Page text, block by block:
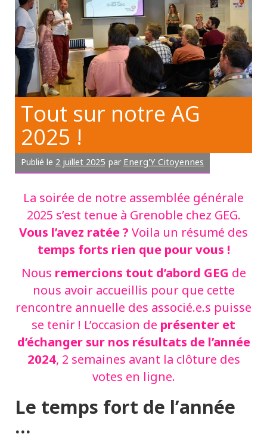
Tout sur notre AG
2025 !
Publié le 2 juillet 2025 par Energ'Y Citoyennes
La soirée de notre assemblée générale
2025 s’est tenue à Grenoble chez GEG.
Vous l’avez ratée ? Voila un résumé des
temps forts rien que pour vous !
Nous remercions tout d’abord GEG de
nous avoir accueillis pour que cette
rencontre annuelle des associé.e.s puisse
se tenir ! L’occasion de présenter et
d’échanger sur nos résultats de l’année
2024, 2 semaines avant la clôture des
votes en ligne.
Le temps fort de l’année
…